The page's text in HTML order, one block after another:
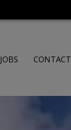
JOBS CONTACT